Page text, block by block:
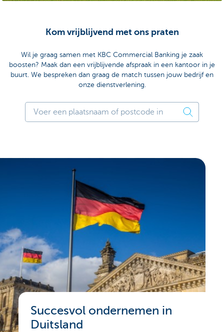
Kom vrijblijvend met ons praten
Wil je graag samen met KBC Commercial Banking je zaak
boosten? Maak dan een vrijblijvende afspraak in een kantoor in je
buurt. We bespreken dan graag de match tussen jouw bedrijf en
onze dienstverlening.
Succesvol ondernemen in
Duitsland